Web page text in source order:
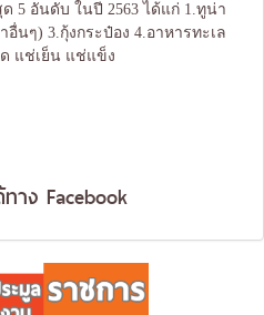
5 อันดับ ในปี 2563 ได้แก่ 1.ทูน่า
นๆ) 3.กุ้งกระป๋อง 4.อาหารทะเล
แช่เย็น แช่แข็ง
าง Facebook